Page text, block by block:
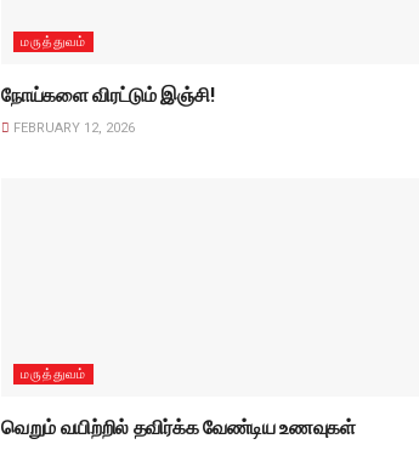
மருத்துவம்
நோய்களை விரட்டும் இஞ்சி!
FEBRUARY 12, 2026
மருத்துவம்
வெறும் வயிற்றில் தவிர்க்க வேண்டிய உணவுகள்